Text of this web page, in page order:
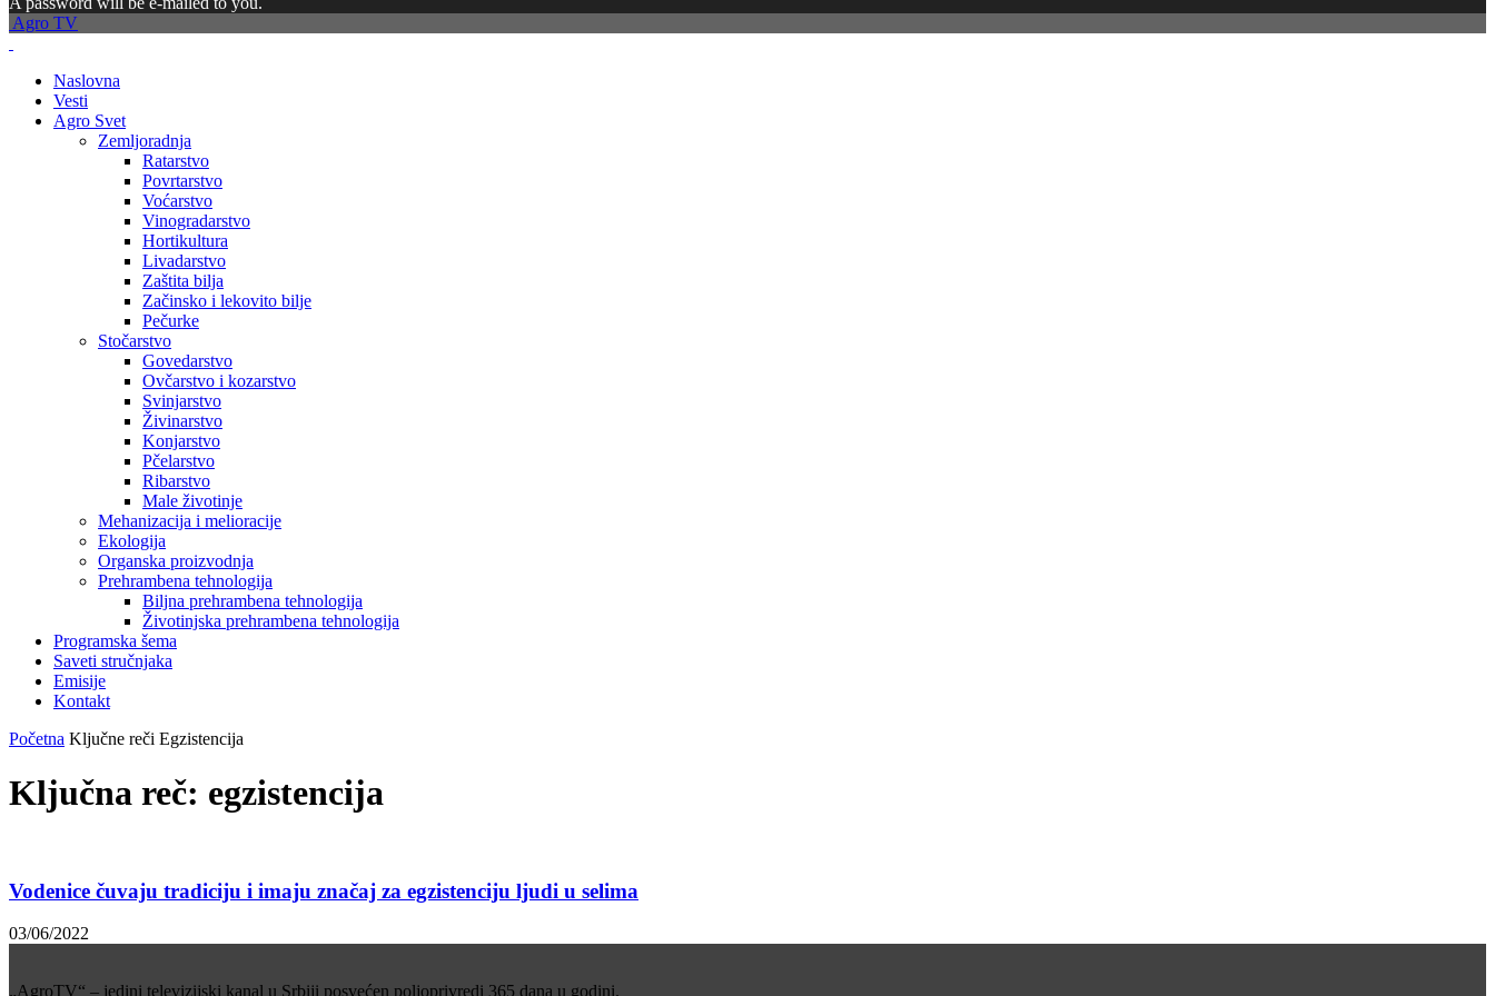
Agro TV
Naslovna
Vesti
Agro Svet
Zemljoradnja
Ratarstvo
Povrtarstvo
Voćarstvo
Vinogradarstvo
Hortikultura
Livadarstvo
Zaštita bilja
Začinsko i lekovito bilje
Pečurke
Stočarstvo
Govedarstvo
Ovčarstvo i kozarstvo
Svinjarstvo
Živinarstvo
Konjarstvo
Pčelarstvo
Ribarstvo
Male životinje
Mehanizacija i melioracije
Ekologija
Organska proizvodnja
Prehrambena tehnologija
Biljna prehrambena tehnologija
Životinjska prehrambena tehnologija
Programska šema
Saveti stručnjaka
Emisije
Kontakt
Početna Ključne reči Egzistencija
Ključna reč: egzistencija
Vodenice čuvaju tradiciju i imaju značaj za egzistenciju ljudi u selima
03/06/2022
„AgroTV“ – jedini televizijski kanal u Srbiji posvećen poljoprivredi 365 dana u godini.